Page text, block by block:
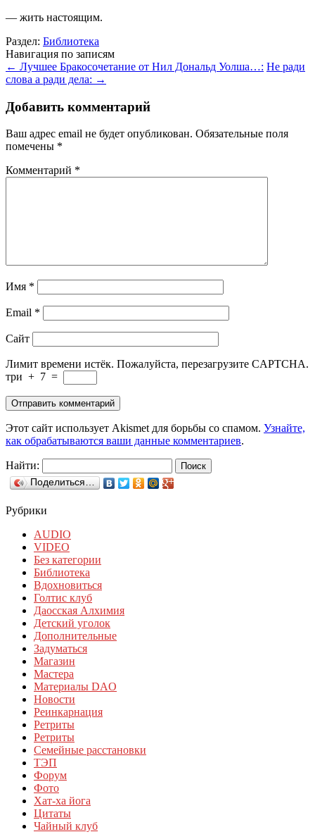
— жить настоящим.
Раздел: Библиотека
Навигация по записям
← Лучшее Бракосочетание от Нил Дональд Уолша…: Не ради
слова а ради дела: →
Добавить комментарий
Ваш адрес email не будет опубликован. Обязательные поля
помечены *
Комментарий *
Имя *
Email *
Сайт
Лимит времени истёк. Пожалуйста, перезагрузите CAPTCHA.
три + 7 =
Этот сайт использует Akismet для борьбы со спамом. Узнайте,
как обрабатываются ваши данные комментариев.
Найти:
Поделиться…
Рубрики
AUDIO
VIDEO
Без категории
Библиотека
Вдохновиться
Голтис клуб
Даосская Алхимия
Детский уголок
Дополнительные
Задуматься
Магазин
Мастера
Материалы DAO
Новости
Реинкарнация
Ретриты
Ретриты
Семейные расстановки
ТЭП
Форум
Фото
Хат-ха йога
Цитаты
Чайный клуб